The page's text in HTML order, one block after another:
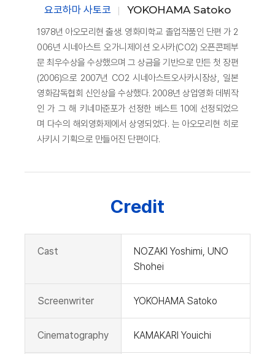
요코하마 사토코 YOKOHAMA Satoko
1978년 아오모리현 출생. 영화미학교 졸업작품인 단편 가 2
006년 시네아스트 오가니제이션 오사카(CO2) 오픈콘페부
문 최우수상을 수상했으며 그 상금을 기반으로 만든 첫 장편
(2006)으로 2007년 CO2 시네아스트오사카시장상, 일본
영화감독협회 신인상을 수상했다. 2008년 상업영화 데뷔작
인 가 그 해 키네마준포가 선정한 베스트 10에 선정되었으
며 다수의 해외영화제에서 상영되었다. 는 아오모리현 히로
사키시 기획으로 만들어진 단편이다.
Credit
Cast
NOZAKI Yoshimi, UNO
Shohei
Screenwriter YOKOHAMA Satoko
Cinematography KAMAKARI Youichi